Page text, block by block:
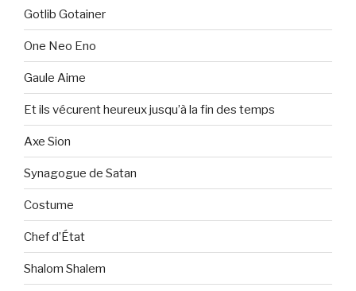
Gotlib Gotainer
One Neo Eno
Gaule Aime
Et ils vécurent heureux jusqu’à la fin des temps
Axe Sion
Synagogue de Satan
Costume
Chef d’État
Shalom Shalem